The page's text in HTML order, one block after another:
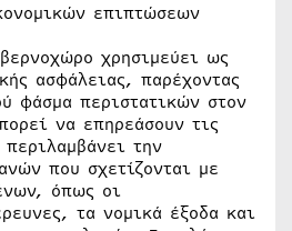
επιπτώσεων
χρησιμεύει ως
ασφάλειας, παρέχοντας
φάσμα περιστατικών στον
να επηρεάσουν τις
την
που σχετίζονται με
όπως οι
τα νομικά έξοδα και